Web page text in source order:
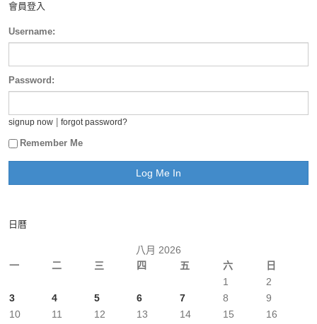
會員登入
Username:
Password:
signup now forgot password?
Remember Me
日曆
八月 2026
一
二 三 四 五 六 日
1
2
3
4 5 6 7 8
9
10
11 12 13 14 15
16